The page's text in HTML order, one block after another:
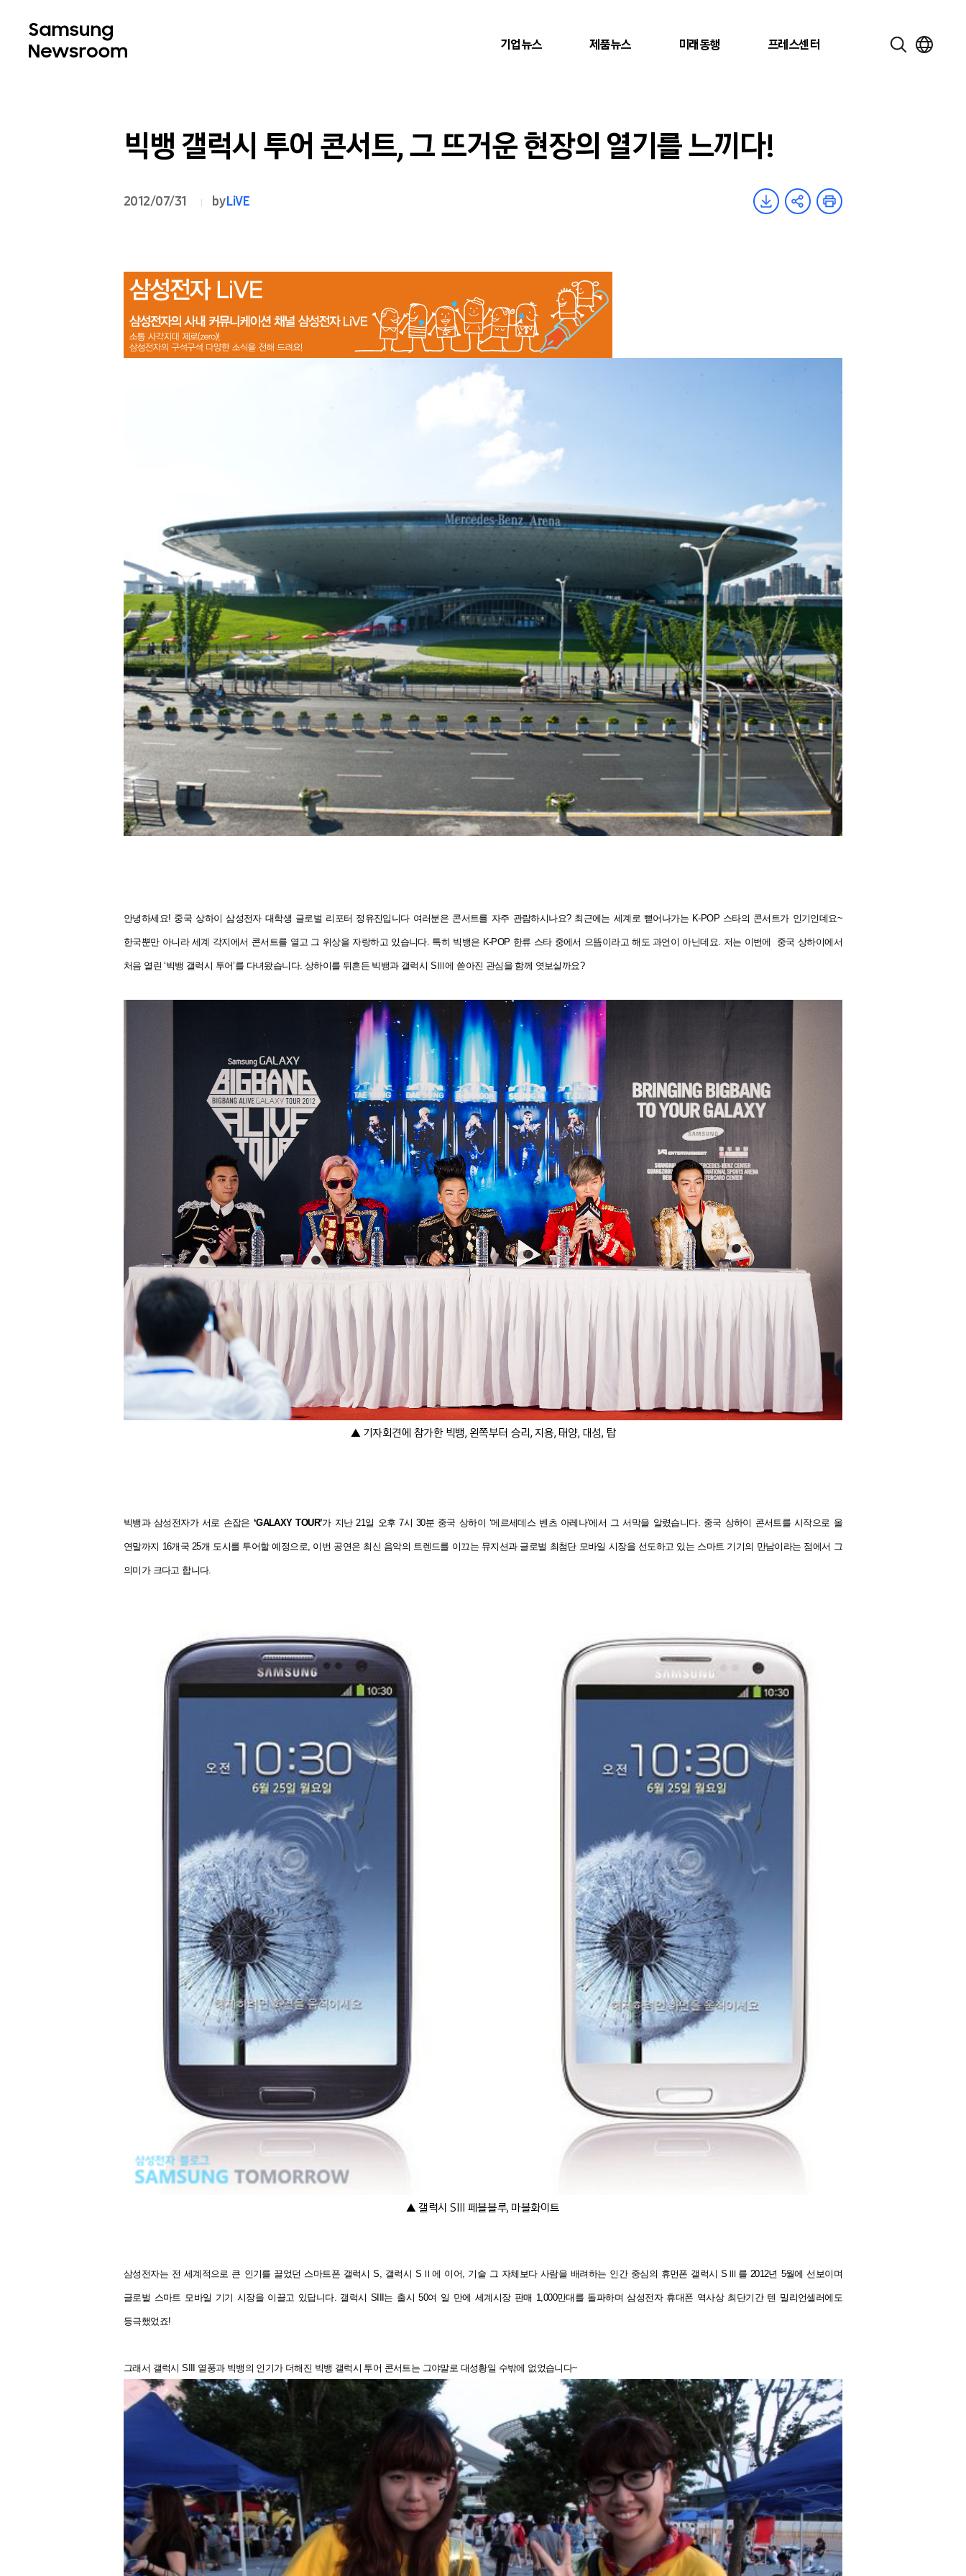
기업뉴스 제품뉴스 미래동행 프레스센터
빅뱅 갤럭시 투어 콘서트, 그 뜨거운 현장의 열기를 느끼다!
2012/07/31 byLiVE
안녕하세요! 중국 상하이 삼성전자 대학생 글로벌 리포터 정유진입니다 여러분은 콘서트를 자주 관람하시나요? 최근에는 세계로 뻗어나가는 K-POP 스타의 콘서트가 인기인데요~
한국뿐만 아니라 세계 각지에서 콘서트를 열고 그 위상을 자랑하고 있습니다. 특히 빅뱅은 K-POP 한류 스타 중에서 으뜸이라고 해도 과언이 아닌데요. 저는 이번에 중국 상하이에서
처음 열린 ‘빅뱅 갤럭시 투어’를 다녀왔습니다. 상하이를 뒤흔든 빅뱅과 갤럭시 SⅢ에 쏟아진 관심을 함께 엿보실까요?
▲ 기자회견에 참가한 빅뱅, 왼쪽부터 승리, 지용, 태양, 대성, 탑
빅뱅과 삼성전자가 서로 손잡은 ‘GALAXY TOUR’가 지난 21일 오후 7시 30분 중국 상하이 ‘메르세데스 벤츠 아레나’에서 그 서막을 알렸습니다. 중국 상하이 콘서트를 시작으로 올
연말까지 16개국 25개 도시를 투어할 예정으로, 이번 공연은 최신 음악의 트렌드를 이끄는 뮤지션과 글로벌 최첨단 모바일 시장을 선도하고 있는 스마트 기기의 만남이라는 점에서 그
의미가 크다고 합니다.
▲ 갤럭시 SⅢ 페블블루, 마블화이트
삼성전자는 전 세계적으로 큰 인기를 끌었던 스마트폰 갤럭시 S, 갤럭시 SⅡ에 이어, 기술 그 자체보다 사람을 배려하는 인간 중심의 휴먼폰 갤럭시 SⅢ를 2012년 5월에 선보이며
글로벌 스마트 모바일 기기 시장을 이끌고 있답니다. 갤럭시 SIII는 출시 50여 일 만에 세계시장 판매 1,000만대를 돌파하며삼성전자 휴대폰 역사상 최단기간 텐 밀리언셀러에도
등극했었죠!
그래서 갤럭시 SIII 열풍과 빅뱅의 인기가 더해진 빅뱅 갤럭시 투어 콘서트는 그야말로 대성황일 수밖에 없었습니다~